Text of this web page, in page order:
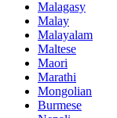
Malagasy
Malay
Malayalam
Maltese
Maori
Marathi
Mongolian
Burmese